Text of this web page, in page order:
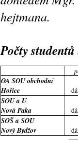
hejtmana.
Počty
OA SOU obchodní
Hořice
SOU a U
Nová Paka
SOŠ a SOU
Nový Bydžov